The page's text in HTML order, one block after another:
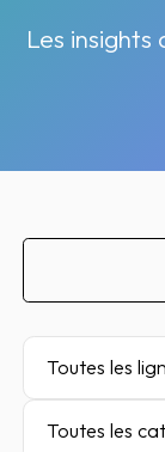
Les
Toutes les
Toutes les